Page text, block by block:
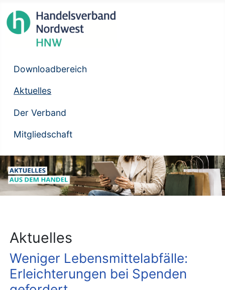
Downloadbereich
Aktuelles
Der Verband
Mitgliedschaft
Aktuelles
Weniger Lebensmittelabfälle:
Erleichterungen bei Spenden